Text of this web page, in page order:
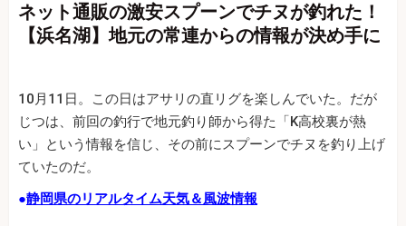
ネット通販の激安スプーンでチヌが釣れた！
【浜名湖】地元の常連からの情報が決め手に
10月11日。この日はアサリの直リグを楽しんでいた。だが
じつは、前回の釣行で地元釣り師から得た「K高校裏が熱
い」という情報を信じ、その前にスプーンでチヌを釣り上げ
ていたのだ。
●静岡県のリアルタイム天気＆風波情報